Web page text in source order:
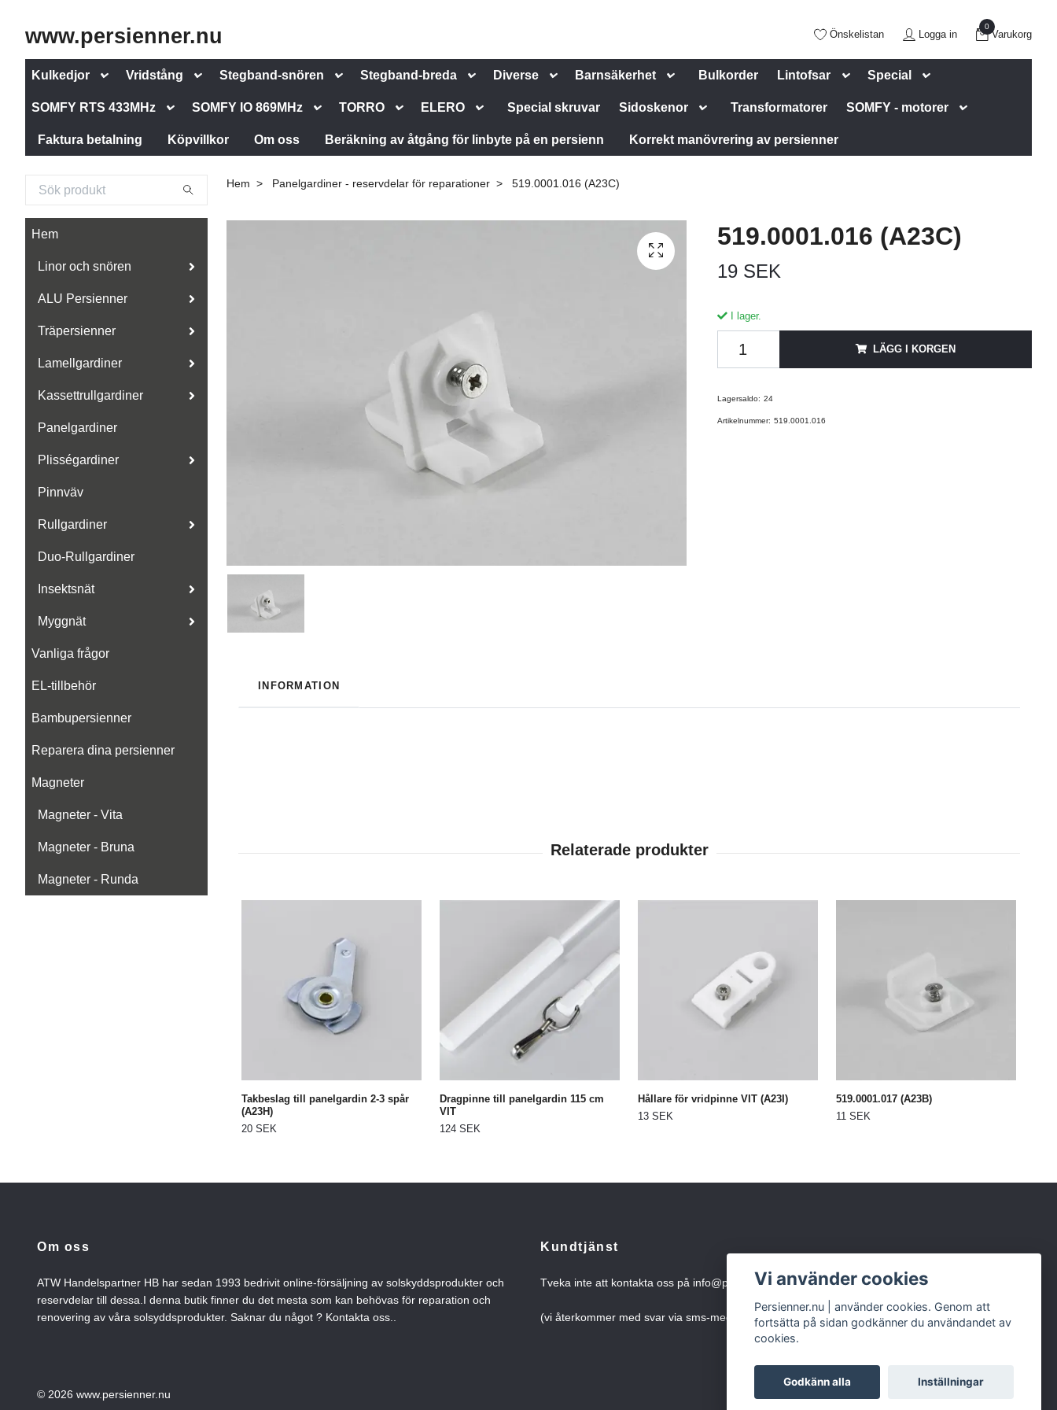
www.persienner.nu Önskelistan Logga in
0
Varukorg
Kulkedjor Vridstång Stegband-snören Stegband-breda Diverse Barnsäkerhet Bulkorder Lintofsar Special
SOMFY RTS 433MHz SOMFY IO 869MHz TORRO ELERO Special skruvar Sidoskenor Transformatorer SOMFY - motorer
Faktura betalning Köpvillkor Om oss Beräkning av åtgång för linbyte på en persienn Korrekt manövrering av persienner
Hem
Linor och snören
ALU Persienner
Träpersienner
Lamellgardiner
Kassettrullgardiner
Panelgardiner
Plisségardiner
Pinnväv
Rullgardiner
Duo-Rullgardiner
Insektsnät
Myggnät
Vanliga frågor
EL-tillbehör
Bambupersienner
Reparera dina persienner
Magneter
Magneter - Vita
Magneter - Bruna
Magneter - Runda
Hem Panelgardiner - reservdelar för reparationer 519.0001.016 (A23C)
519.0001.016 (A23C)
19 SEK
I lager.
LÄGG I KORGEN
Lagersaldo: 24
Artikelnummer: 519.0001.016
INFORMATION
Takbeslag till panelgardin 2-3 spår
(A23H)
20 SEK
Dragpinne till panelgardin 115 cm
VIT
124 SEK
Hållare för vridpinne VIT (A23I)
13 SEK
519.0001.017 (A23B)
11 SEK
Om oss
ATW Handelspartner HB har sedan 1993 bedrivit online-försäljning av solskyddsprodukter och
reservdelar till dessa.I denna butik finner du det mesta som kan behövas för reparation och
renovering av våra solsyddsprodukter. Saknar du något ? Kontakta oss..
Kundtjänst
Tveka inte att kontakta oss på info@persienner.nueller skicka SMS till 0760-210 423
(vi återkommer med svar via sms-meddelande)
© 2026 www.persienner.nu
Vi använder cookies
Persienner.nu | använder cookies. Genom att
fortsätta på sidan godkänner du användandet av
cookies.
Godkänn alla Inställningar